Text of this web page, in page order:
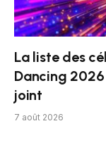
La liste des
Dancing
joint
7 août 2026